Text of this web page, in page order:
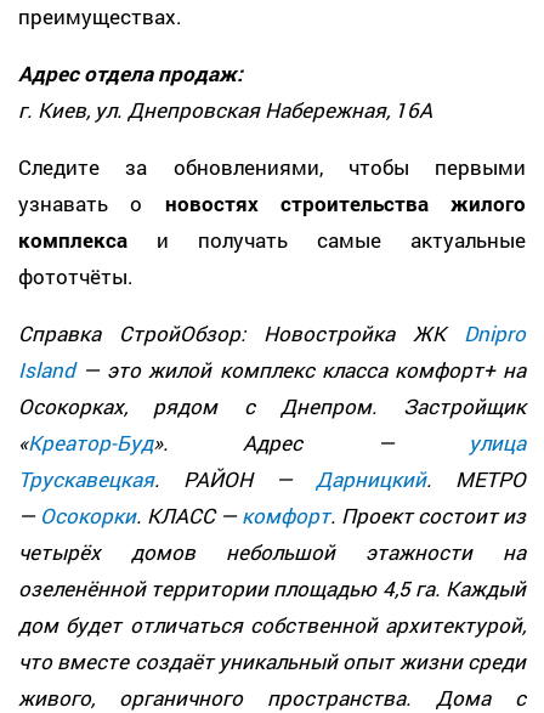
преимуществах.
Адрес отдела продаж:
г. Киев, ул. Днепровская Набережная, 16А
Следите за обновлениями, чтобы первыми
узнавать о новостях строительства жилого
комплекса и получать самые актуальные
фототчёты.
Справка СтройОбзор: Новостройка ЖК Dnipro
Island— это жилой комплекс класса комфорт+ на
Осокорках, рядом с Днепром. Застройщик
«Креатор-Буд». Адрес — улица
Трускавецкая. РАЙОН — Дарницкий. МЕТРО
— Осокорки. КЛАСС —комфорт. Проект состоит из
четырёх домов небольшой этажности на
озеленённой территории площадью 4,5 га. Каждый
дом будет отличаться собственной архитектурой,
что вместе создаёт уникальный опыт жизни среди
живого, органичного пространства. Дома с